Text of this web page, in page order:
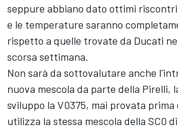
seppure abbiano dato ottimi
e le temperature saranno
rispetto a quelle trovate da Ducati
scorsa settimana.
Non sarà da sottovalutare anche
nuova mescola da parte della Pirelli,
sviluppo la V0375, mai provata prima
utilizza la stessa mescola della SC0